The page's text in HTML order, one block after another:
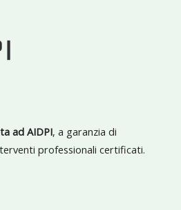
ad AIDPI, a garanzia di
professionali certificati.